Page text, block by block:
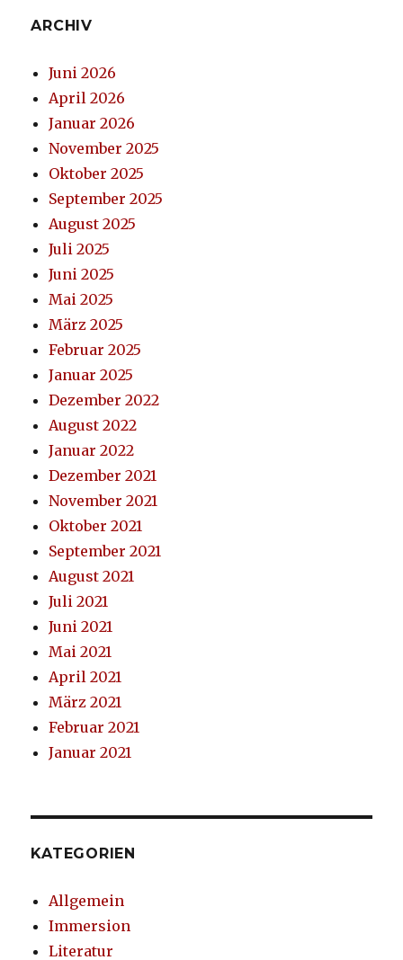
ARCHIV
Juni 2026
April 2026
Januar 2026
November 2025
Oktober 2025
September 2025
August 2025
Juli 2025
Juni 2025
Mai 2025
März 2025
Februar 2025
Januar 2025
Dezember 2022
August 2022
Januar 2022
Dezember 2021
November 2021
Oktober 2021
September 2021
August 2021
Juli 2021
Juni 2021
Mai 2021
April 2021
März 2021
Februar 2021
Januar 2021
KATEGORIEN
Allgemein
Immersion
Literatur